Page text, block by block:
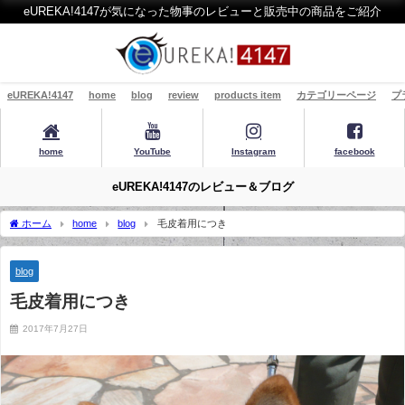
eUREKA!4147が気になった物事のレビューと販売中の商品をご紹介
eUREKA!4147 home blog review products item カテゴリーページ プ
home YouTube Instagram facebook
eUREKA!4147のレビュー＆ブログ
ホーム home blog 毛皮着用につき
blog
毛皮着用につき
2017年7月27日